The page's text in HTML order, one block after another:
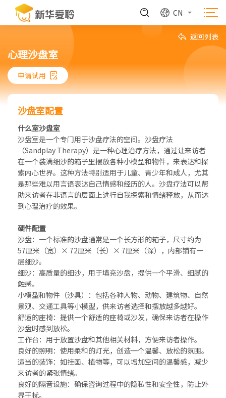
CN
返回列表
心理沙盘室
申请试用
沙盘室配置
什么室沙盘室
沙盘室是一个专门用于沙盘疗法的空间。沙盘疗法
（Sandplay Therapy）是一种心理治疗方法，通过让来访者
在一个装满细沙的箱子里摆放各种小模型和物件，来表达和探
索内心世界。这种方法特别适用于儿童、青少年和成人，尤其
是那些难以用言语表达自己情感和经历的人。沙盘疗法可以帮
助来访者在非语言的层面上进行自我探索和情绪释放，从而达
到心理治疗的效果。
硬件配置
沙盘：一个标准的沙盘通常是一个长方形的箱子，尺寸约为
57厘米（宽）× 72厘米（长）× 7厘米（深），内部铺有一
层细沙。
细沙：高质量的细沙，用于填充沙盘，提供一个平滑、细腻的
触感。
小模型和物件（沙具）：包括各种人物、动物、建筑物、自然
景观、交通工具等小模型，供来访者选择和摆放越多越好。
舒适的座椅：提供一个舒适的座椅或沙发，确保来访者在操作
沙盘时感到放松。
工作台：用于放置沙盘和其他相关材料，方便来访者操作。
良好的照明：使用柔和的灯光，创造一个温馨、放松的氛围。
适当的装饰：如挂画、植物等，可以增加空间的温馨感，减少
来访者的紧张情绪。
良好的隔音设施：确保咨询过程中的隐私性和安全性，防止外
界干扰。